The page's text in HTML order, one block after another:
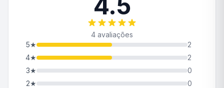
4 avaliações
5★
2
4★
2
3★
0
2★
0